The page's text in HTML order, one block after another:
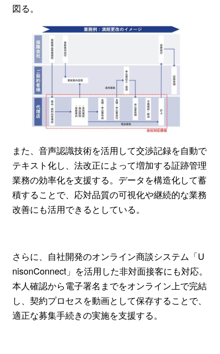
図る。
また、音声認識技術を活用して交渉記録を自動で
テキスト化し、法改正によって増加する証跡管理
業務の効率化を支援する。データを構造化して蓄
積することで、応対品質の可視化や継続的な業務
改善にも活用できるとしている。
さらに、自社開発のオンライン商談システム「U
nisonConnect」を活用した非対面接客にも対応。
本人確認から電子署名までをオンライン上で完結
し、契約プロセスを動画として保存することで、
適正な募集手続きの実施を支援する。